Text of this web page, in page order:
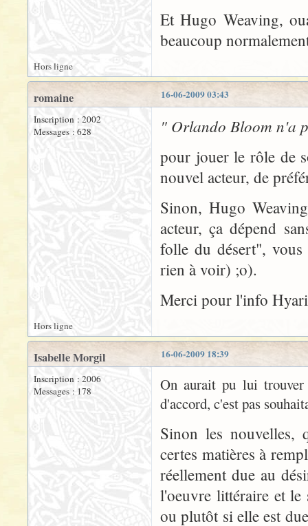
Et Hugo Weaving,
beaucoup
Hors ligne
16-06-2009 03:43
romaine
Inscription : 2002
Messages : 628
" Orlando Bloom n'a
pour jouer le rôle de
nouvel acteur, de
Sinon, Hugo
acteur, ça dépend
folle du désert",
rien à voir) ;o).
Merci pour l'info
Hors ligne
16-06-2009 18:39
Isabelle Morgil
Inscription : 2006
Messages : 178
On aurait pu lui
d'accord, c'est pas
Sinon les nouvelles,
certes matières à
réellement due au
l'oeuvre littéraire et le
ou plutôt si elle est